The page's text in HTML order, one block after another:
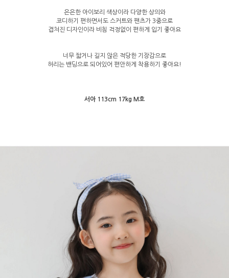
은은한 아이보리 색상이라 다양한 상의와
코디하기 편하면서도 스커트와 팬츠가 3중으로
겹쳐진 디자인이라 비침 걱정없이 편하게 입기 좋아요
너무 짧거나 길지 않은 적당한 기장감으로
허리는 밴딩으로 되어있어 편안하게 착용하기 좋아요!
서아 113cm 17kg M호